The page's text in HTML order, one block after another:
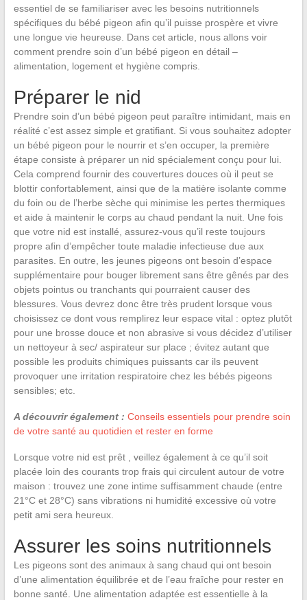
essentiel de se familiariser avec les besoins nutritionnels
spécifiques du bébé pigeon afin qu’il puisse prospère et vivre
une longue vie heureuse. Dans cet article, nous allons voir
comment prendre soin d’un bébé pigeon en détail –
alimentation, logement et hygiène compris.
Préparer le nid
Prendre soin d’un bébé pigeon peut paraître intimidant, mais en
réalité c’est assez simple et gratifiant. Si vous souhaitez adopter
un bébé pigeon pour le nourrir et s’en occuper, la première
étape consiste à préparer un nid spécialement conçu pour lui.
Cela comprend fournir des couvertures douces où il peut se
blottir confortablement, ainsi que de la matière isolante comme
du foin ou de l’herbe sèche qui minimise les pertes thermiques
et aide à maintenir le corps au chaud pendant la nuit. Une fois
que votre nid est installé, assurez-vous qu’il reste toujours
propre afin d’empêcher toute maladie infectieuse due aux
parasites. En outre, les jeunes pigeons ont besoin d’espace
supplémentaire pour bouger librement sans être gênés par des
objets pointus ou tranchants qui pourraient causer des
blessures. Vous devrez donc être très prudent lorsque vous
choisissez ce dont vous remplirez leur espace vital : optez plutôt
pour une brosse douce et non abrasive si vous décidez d’utiliser
un nettoyeur à sec/ aspirateur sur place ; évitez autant que
possible les produits chimiques puissants car ils peuvent
provoquer une irritation respiratoire chez les bébés pigeons
sensibles; etc.
A découvrir également : Conseils essentiels pour prendre soin
de votre santé au quotidien et rester en forme
Lorsque votre nid est prêt , veillez également à ce qu’il soit
placée loin des courants trop frais qui circulent autour de votre
maison : trouvez une zone intime suffisamment chaude (entre
21°C et 28°C) sans vibrations ni humidité excessive où votre
petit ami sera heureux.
Assurer les soins nutritionnels
Les pigeons sont des animaux à sang chaud qui ont besoin
d’une alimentation équilibrée et de l’eau fraîche pour rester en
bonne santé. Une alimentation adaptée est essentielle à la